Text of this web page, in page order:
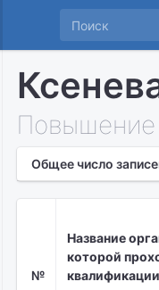
Повышение
Общее число
№
Название
которой
квалификации